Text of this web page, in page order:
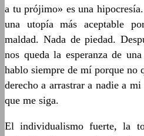
a tu prójimo» es una
una utopía más aceptable
maldad. Nada de piedad.
nos queda la esperanza de
hablo siempre de mí porque no
derecho a arrastrar a nadie a
que me siga.
El individualismo fuerte, la